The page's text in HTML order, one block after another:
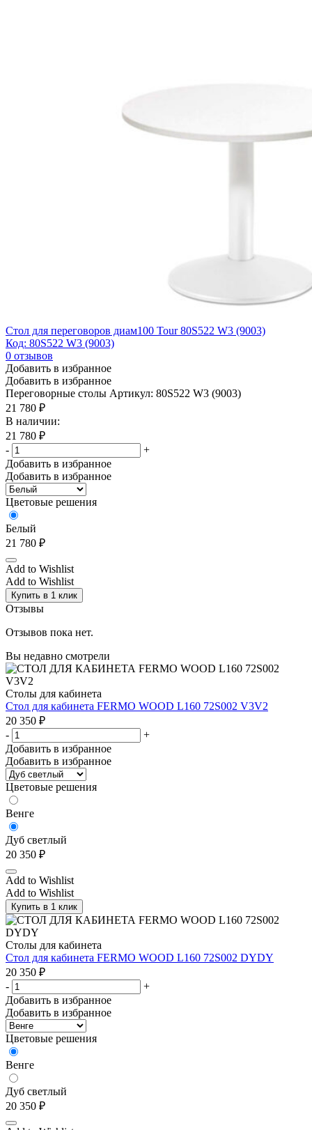
Стол для переговоров диам100 Tour 80S522 W3 (9003)
Код: 80S522 W3 (9003)
0 отзывов
Добавить в избранное
Добавить в избранное
Переговорные столы Артикул: 80S522 W3 (9003)
21 780 ₽
В наличии:
21 780 ₽
-
+
Добавить в избранное
Добавить в избранное
Цветовые решения
Белый
21 780 ₽
Add to Wishlist
Add to Wishlist
Купить в 1 клик
Отзывы
Отзывов пока нет.
Вы недавно смотрели
Столы для кабинета
Стол для кабинета FERMO WOOD L160 72S002 V3V2
20 350 ₽
-
+
Добавить в избранное
Добавить в избранное
Цветовые решения
Венге
Дуб светлый
20 350 ₽
Add to Wishlist
Add to Wishlist
Купить в 1 клик
Столы для кабинета
Стол для кабинета FERMO WOOD L160 72S002 DYDY
20 350 ₽
-
+
Добавить в избранное
Добавить в избранное
Цветовые решения
Венге
Дуб светлый
20 350 ₽